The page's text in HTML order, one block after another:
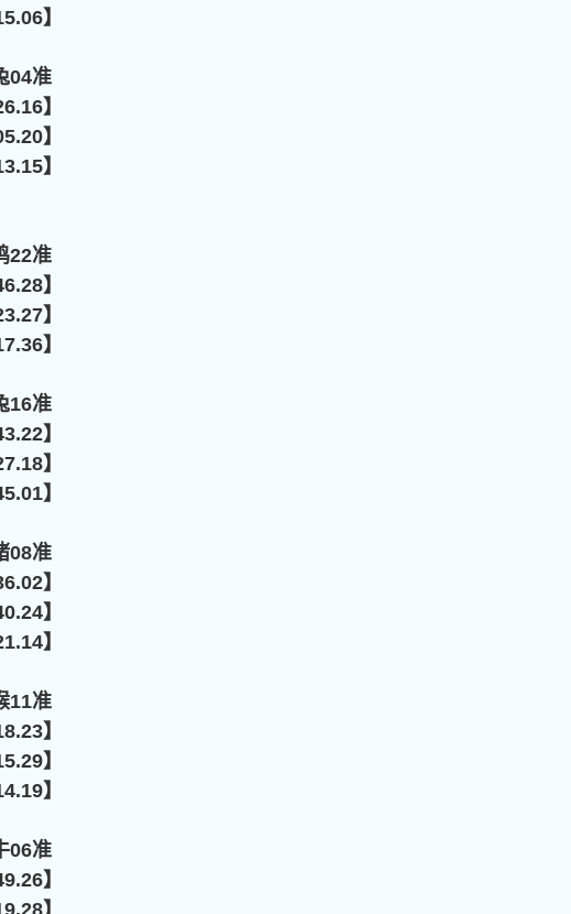
】
04准
】
】
】
22准
】
】
】
16准
】
】
】
08准
】
】
】
11准
】
】
】
06准
】
】